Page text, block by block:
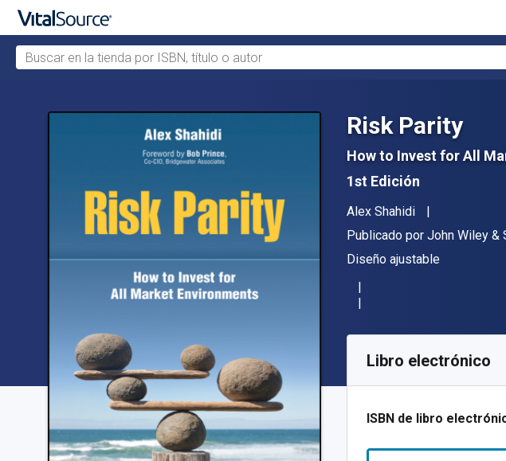
Buscar en la tienda por ISBN, título o autor
Risk Parity
How to Invest for All
1st Edición
Autor(es)
Alex Shahidi
Editorial
Publicado por John Wiley &
Formato
Diseño ajustable
Código de referencia:
Libro electrónico
ISBN de libro